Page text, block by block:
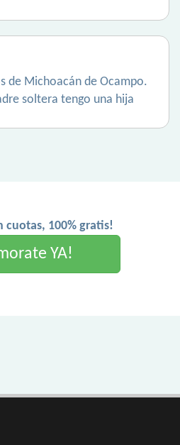
de Michoacán de Ocampo.
soltera tengo una hija
cuotas, 100% gratis!
YA!